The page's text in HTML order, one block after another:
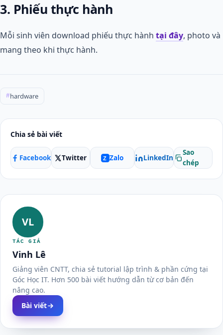
3. Phiếu thực hành
Mỗi sinh viên download phiếu thực hành tại đây, photo và
mang theo khi thực hành.
#hardware
Chia sẻ bài viết
Facebook Twitter Z Zalo LinkedIn
Sao
chép
VL
TÁC GIẢ
Vinh Lê
Giảng viên CNTT, chia sẻ tutorial lập trình & phần cứng tại
Góc Học IT. Hơn 500 bài viết hướng dẫn từ cơ bản đến
nâng cao.
Bài viết